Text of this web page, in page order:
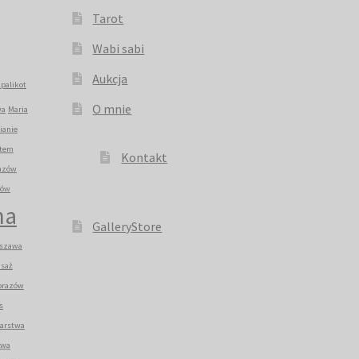
palikot
Maria
Tarot
Wabi sabi
Aukcja
O mnie
Kontakt
GalleryStore